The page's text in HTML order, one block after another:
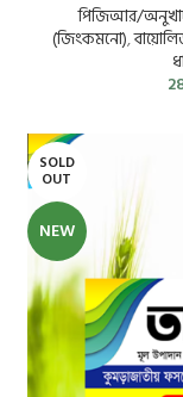
পিজিআর/
(জিংকমনো),
SOLD
OUT
NEW